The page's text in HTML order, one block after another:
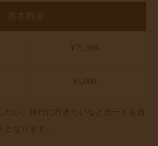
基本料金
¥75,000-
¥5,000-
たい、旅行に行きたいなどボーイを自
となります。